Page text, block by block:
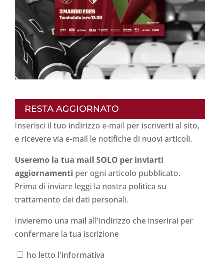
RESTA AGGIORNATO
Inserisci il tuo indirizzo e-mail per iscriverti al sito,
e ricevere via e-mail le notifiche di nuovi articoli.
Useremo la tua mail SOLO per inviarti
aggiornamenti per ogni articolo pubblicato.
Prima di inviare leggi la nostra politica su
trattamento dei dati personali.
Invieremo una mail all'indirizzo che inserirai per
confermare la tua iscrizione
ho letto l'informativa